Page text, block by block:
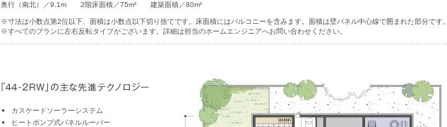
奥行（南北）／9.1m
2階床面積／75m² 建築面積／80m²
※寸法は小数点第2位以下、面積は小数点以下切り捨てです。床面積にはバルコニーを含みます。面積は壁パネル中心線で囲まれた部分です。
※すべてのプランに左右反転タイプがございます。詳細は担当のホームエンジニアへお問い合わせください。
カスケードソーラーシステム
ヒートポンプ式パネルルーバー